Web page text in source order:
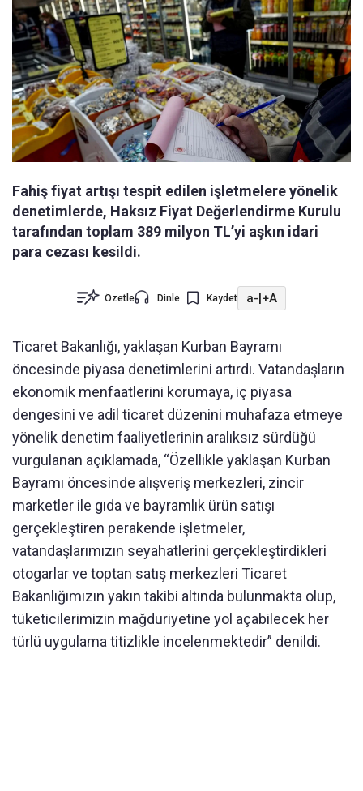
Fahiş fiyat artışı tespit edilen işletmelere yönelik
denetimlerde, Haksız Fiyat Değerlendirme Kurulu
tarafından toplam 389 milyon TL’yi aşkın idari
para cezası kesildi.
Özetle Dinle Kaydet a-|+A
Ticaret Bakanlığı, yaklaşan Kurban Bayramı
öncesinde piyasa denetimlerini artırdı. Vatandaşların
ekonomik menfaatlerini korumaya, iç piyasa
dengesini ve adil ticaret düzenini muhafaza etmeye
yönelik denetim faaliyetlerinin aralıksız sürdüğü
vurgulanan açıklamada, “Özellikle yaklaşan Kurban
Bayramı öncesinde alışveriş merkezleri, zincir
marketler ile gıda ve bayramlık ürün satışı
gerçekleştiren perakende işletmeler,
vatandaşlarımızın seyahatlerini gerçekleştirdikleri
otogarlar ve toptan satış merkezleri Ticaret
Bakanlığımızın yakın takibi altında bulunmakta olup,
tüketicilerimizin mağduriyetine yol açabilecek her
türlü uygulama titizlikle incelenmektedir” denildi.